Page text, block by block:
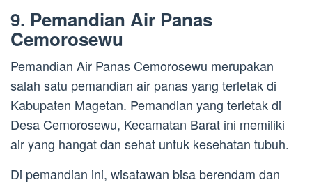
9. Pemandian Air Panas
Cemorosewu
Pemandian Air Panas Cemorosewu merupakan
salah satu pemandian air panas yang terletak di
Kabupaten Magetan. Pemandian yang terletak di
Desa Cemorosewu, Kecamatan Barat ini memiliki
air yang hangat dan sehat untuk kesehatan tubuh.
Di pemandian ini, wisatawan bisa berendam dan